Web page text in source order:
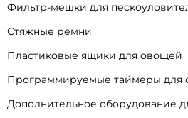
Фильтр-мешки для
Стяжные ремни
Пластиковые ящики для овощей
Программируемые таймеры для
Дополнительное оборудование